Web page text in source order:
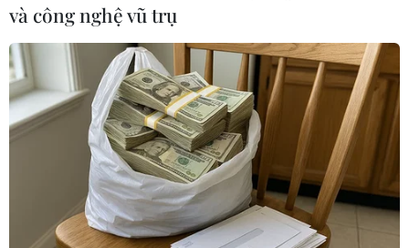
Cảnh sát Thổ Nhĩ Kỳ bắt giữ 20
người tình nghi là thành viên tổ
chức khủng bố Nhà nước Hồi
giáo (IS) trong khi cảnh sát Ấn Độ
bắt 4 công dân Sri Lanka ở thành
phố Ahmedabad vì nghi ngờ có
liên hệ IS.
(TTXVN/Vietnam+)
và công nghệ vũ trụ